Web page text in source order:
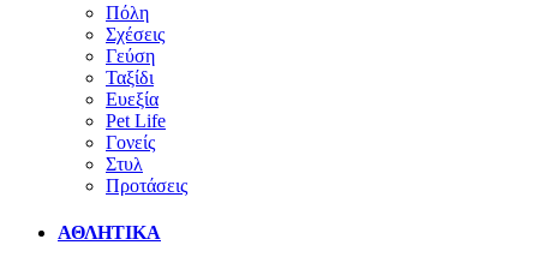
Πόλη
Σχέσεις
Γεύση
Ταξίδι
Ευεξία
Pet Life
Γονείς
Στυλ
Προτάσεις
ΑΘΛΗΤΙΚΑ